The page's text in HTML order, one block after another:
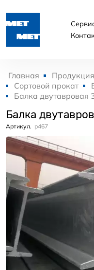
Главная Продукция
Сортовой прокат
Балка двутавровая
Балка
Артикул. p467